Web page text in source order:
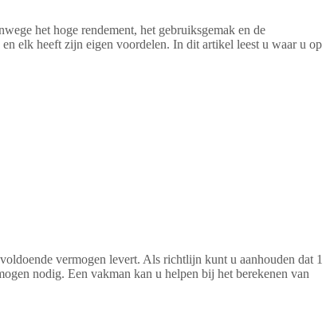
het hoge rendement, het gebruiksgemak en de
elk heeft zijn eigen voordelen. In dit artikel leest u waar u op
vermogen levert. Als richtlijn kunt u aanhouden dat 1
nodig. Een vakman kan u helpen bij het berekenen van